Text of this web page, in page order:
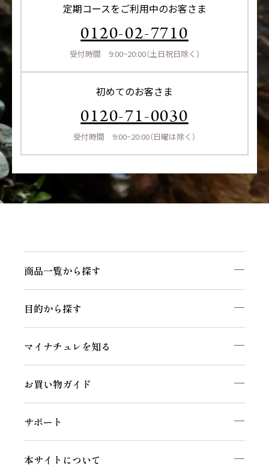
定期コースをご利用中のお客さま
0120-02-7710
受付時間 9:00~20:00（土日祝日除く）
初めてのお客さま
0120-71-0030
受付時間 9:00~20:00（日曜は除く）
商品一覧から探す
目的から探す
マイナチュレを知る
お買い物ガイド
サポート
本サイトについて